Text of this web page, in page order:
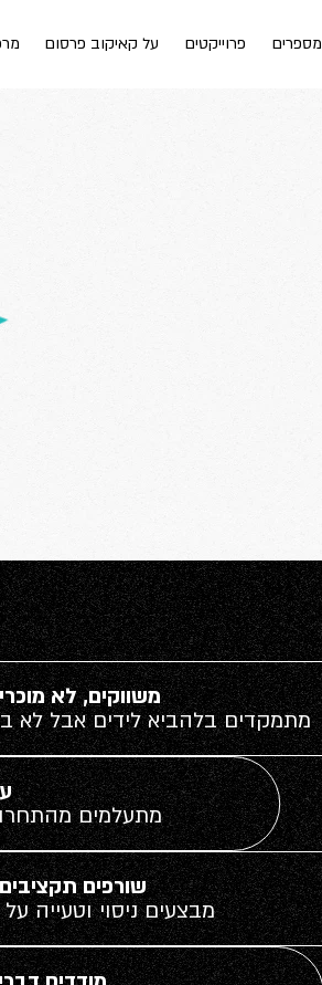
פרוייקטים על קאיקוב פרסום
משווקים, לא
מתמקדים בלהביא לידים אבל לא
מתעלמים
שורפים תקציבים
מבצעים ניסוי וטעייה